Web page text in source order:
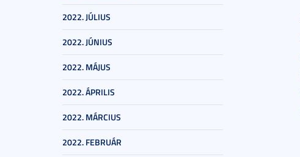
2022. JÚLIUS
2022. JÚNIUS
2022. MÁJUS
2022. ÁPRILIS
2022. MÁRCIUS
2022. FEBRUÁR